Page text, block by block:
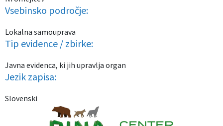
Vsebinsko področje:
Lokalna samouprava
Tip evidence / zbirke:
Javna evidenca, ki jih upravlja organ
Jezik zapisa:
Slovenski